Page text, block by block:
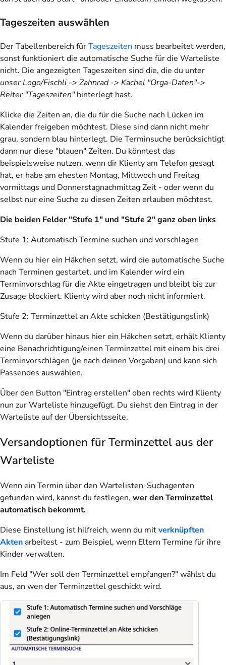
Tageszeiten auswählen
Der Tabellenbereich fürTageszeiten muss bearbeitet werden,
sonst funktioniert die automatische Suche für die Warteliste
nicht. Die angezeigten Tageszeiten sind die, die du unter
unser Logo/Fischli -> Zahnrad -> Kachel "Orga-Daten"->
Reiter "Tageszeiten"hinterlegt hast.
Klicke die Zeiten an, die du für die Suche nach Lücken im
Kalender freigeben möchtest. Diese sind dann nicht mehr
grau, sondern blau hinterlegt. Die Terminsuche berücksichtigt
dann nur diese "blauen" Zeiten. Du könntest das
beispielsweise nutzen, wenn dir Klienty am Telefon gesagt
hat, er habe am ehesten Montag, Mittwoch und Freitag
vormittags und Donnerstagnachmittag Zeit - oder wenn du
selbst nur eine Suche zu diesen Zeiten erlauben möchtest.
Die beiden Felder "Stufe 1" und "Stufe 2" ganz oben links
Stufe 1: Automatisch Termine suchen und vorschlagen
Wenn du hier ein Häkchen setzt, wird die automatische Suche
nach Terminen gestartet, und im Kalender wird ein
Terminvorschlag für die Akte eingetragen und bleibt bis zur
Zusage blockiert. Klienty wird aber noch nicht informiert.
Stufe 2: Terminzettel an Akte schicken (Bestätigungslink)
Wenn du darüber hinaus hier ein Häkchen setzt, erhält Klienty
eine Benachrichtigung/einen Terminzettel mit einem bis drei
Terminvorschlägen (je nach deinen Vorgaben) und kann sich
Passendes auswählen.
Über den Button "Eintrag erstellen" oben rechts wird Klienty
nun zur Warteliste hinzugefügt. Du siehst den Eintrag in der
Warteliste auf der Übersichtsseite.
Versandoptionen für Terminzettel aus der
Warteliste
Wenn ein Termin über den Wartelisten-Suchagenten
gefunden wird, kannst du festlegen, wer den Terminzettel
automatisch bekommt.
Diese Einstellung ist hilfreich, wenn du mitverknüpften
Akten arbeitest - zum Beispiel, wenn Eltern Termine für ihre
Kinder verwalten.
Im Feld "Wer soll den Terminzettel empfangen?" wählst du
aus, an wen der Terminzettel geschickt wird.